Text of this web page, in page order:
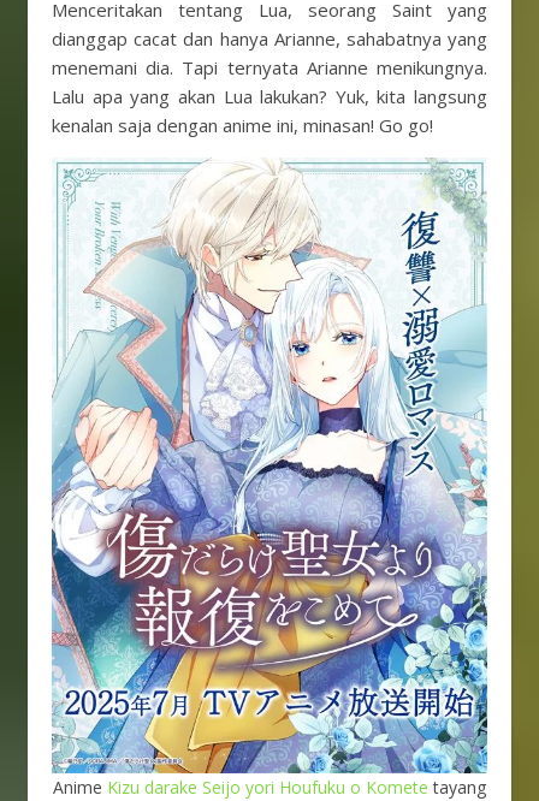
Menceritakan tentang Lua, seorang Saint yang
dianggap cacat dan hanya Arianne, sahabatnya yang
menemani dia. Tapi ternyata Arianne menikungnya.
Lalu apa yang akan Lua lakukan? Yuk, kita langsung
kenalan saja dengan anime ini, minasan! Go go!
Anime Kizu darake Seijo yori Houfuku o Komete tayang